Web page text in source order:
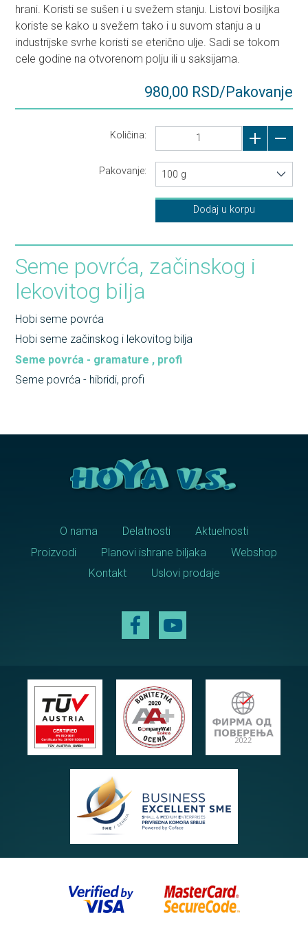
hrani. Koristi se sušen i u svežem stanju. Listovi bosiljka
koriste se kako u svežem tako i u suvom stanju a u
industrijske svrhe koristi se eterično ulje. Sadi se tokom
cele godine na otvorenom polju ili u saksijama.
980,00 RSD/Pakovanje
Količina:
Pakovanje: 100 g
Dodaj u korpu
Seme povrća, začinskog i
lekovitog bilja
Hobi seme povrća
Hobi seme začinskog i lekovitog bilja
Seme povrća - gramature , profi
Seme povrća - hibridi, profi
O nama Delatnosti
Aktuelnosti
Proizvodi
Planovi ishrane biljaka
Webshop
Kontakt
Uslovi prodaje